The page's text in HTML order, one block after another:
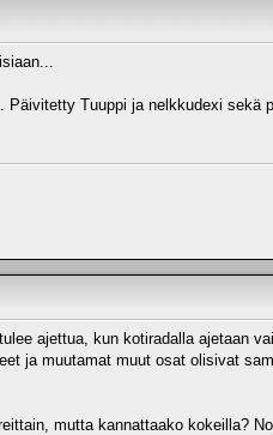
Tuuppi ja nelkkudexi sekä
ajettua, kun kotiradalla ajetaan
ja muutamat muut osat olisivat
mutta kannattaako kokeilla?